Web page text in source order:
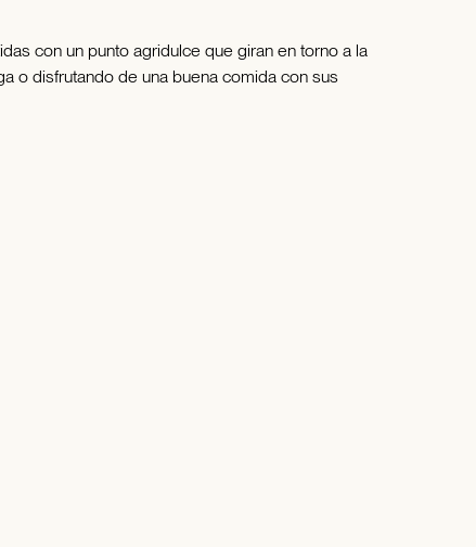
con un punto agridulce que giran en torno a la
o disfrutando de una buena comida con sus